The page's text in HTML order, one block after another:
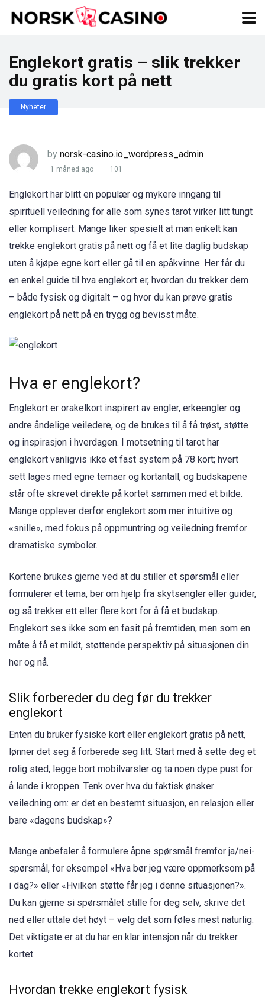
Englekort gratis – slik trekker
du gratis kort på nett
Nyheter
by norsk-casino.io_wordpress_admin
1 måned ago 101
Englekort har blitt en populær og mykere inngang til
spirituell veiledning for alle som synes tarot virker litt tungt
eller komplisert. Mange liker spesielt at man enkelt kan
trekke englekort gratis på nett og få et lite daglig budskap
uten å kjøpe egne kort eller gå til en spåkvinne. Her får du
en enkel guide til hva englekort er, hvordan du trekker dem
– både fysisk og digitalt – og hvor du kan prøve gratis
englekort på nett på en trygg og bevisst måte.
Hva er englekort?
Englekort er orakelkort inspirert av engler, erkeengler og
andre åndelige veiledere, og de brukes til å få trøst, støtte
og inspirasjon i hverdagen. I motsetning til tarot har
englekort vanligvis ikke et fast system på 78 kort; hvert
sett lages med egne temaer og kortantall, og budskapene
står ofte skrevet direkte på kortet sammen med et bilde.
Mange opplever derfor englekort som mer intuitive og
«snille», med fokus på oppmuntring og veiledning fremfor
dramatiske symboler.
Kortene brukes gjerne ved at du stiller et spørsmål eller
formulerer et tema, ber om hjelp fra skytsengler eller guider,
og så trekker ett eller flere kort for å få et budskap.
Englekort ses ikke som en fasit på fremtiden, men som en
måte å få et mildt, støttende perspektiv på situasjonen din
her og nå.
Slik forbereder du deg før du trekker
englekort
Enten du bruker fysiske kort eller englekort gratis på nett,
lønner det seg å forberede seg litt. Start med å sette deg et
rolig sted, legge bort mobilvarsler og ta noen dype pust for
å lande i kroppen. Tenk over hva du faktisk ønsker
veiledning om: er det en bestemt situasjon, en relasjon eller
bare «dagens budskap»?
Mange anbefaler å formulere åpne spørsmål fremfor ja/nei-
spørsmål, for eksempel «Hva bør jeg være oppmerksom på
i dag?» eller «Hvilken støtte får jeg i denne situasjonen?».
Du kan gjerne si spørsmålet stille for deg selv, skrive det
ned eller uttale det høyt – velg det som føles mest naturlig.
Det viktigste er at du har en klar intensjon når du trekker
kortet.
Hvordan trekke englekort fysisk